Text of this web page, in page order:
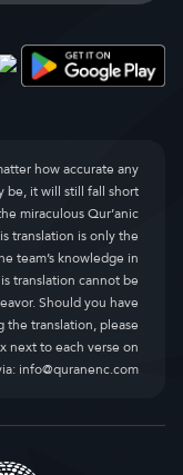
how accurate any
be, it will still fall short
miraculous Qur’anic
translation is only the
team’s knowledge in
translation cannot be
Should you have
the translation, please
next to each verse on
info@quranenc.com